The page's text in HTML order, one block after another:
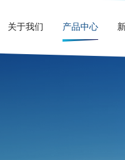
关于我们 产品中心